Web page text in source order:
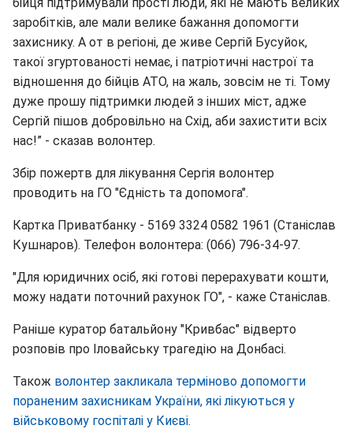
заробітків, але мали велике бажання допомогти
захиснику. А от в регіоні, де живе Сергій Бусуйок,
такої згуртованості немає, і патріотичні настрої та
відношення до бійців АТО, на жаль, зовсім не ті. Тому
дуже прошу підтримки людей з інших міст, адже
Сергій пішов добровільно на Схід, аби захистити всіх
нас!” - сказав волонтер.
Збір пожертв для лікування Сергія волонтер
проводить на ГО "Єдність та допомога".
Картка Приватбанку - 5169 3324 0582 1961 (Станіслав
Кушнаров). Телефон волонтера: (066) 796-34-97.
"Для юридичних осіб, які готові перерахувати кошти,
можу надати поточний рахунок ГО", - каже Станіслав.
Раніше куратор батальйону "Кривбас" відверто
розповів про Іловайську трагедію на Донбасі.
Також волонтер закликала терміново допомогти
пораненим захисникам України, які лікуються у
військовому госпіталі у Києві.